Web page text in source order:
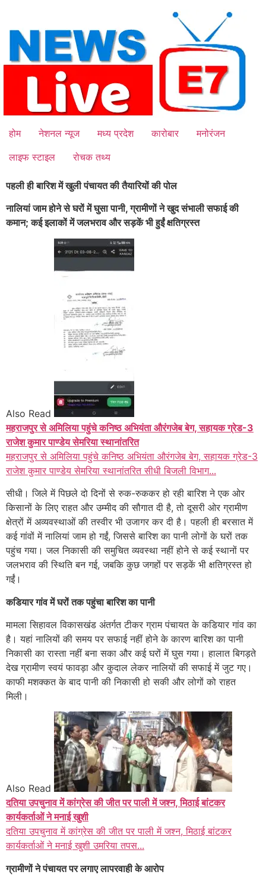
content
होम नेशनल न्यूज मध्य प्रदेश कारोबार
मनोरंजन
लाइफ स्टाइल
रोचक तथ्य
पहली ही बारिश में खुली पंचायत की तैयारियों की पोल
नालियां जाम होने से घरों में घुसा पानी, ग्रामीणों ने खुद संभाली सफाई की
कमान; कई इलाकों में जलभराव और सड़कें भी हुईं क्षतिग्रस्त
Also Read
महराजपुर से अमिलिया पहुंचे कनिष्ठ अभियंता औरंगजेब बेग, सहायक ग्रेड-3
राजेश कुमार पाण्डेय सेमरिया स्थानांतरित
महराजपुर से अमिलिया पहुंचे कनिष्ठ अभियंता औरंगजेब बेग, सहायक ग्रेड-3
राजेश कुमार पाण्डेय सेमरिया स्थानांतरित सीधी बिजली विभाग...
सीधी। जिले में पिछले दो दिनों से रुक-रुककर हो रही बारिश ने एक ओर
किसानों के लिए राहत और उम्मीद की सौगात दी है, तो दूसरी ओर ग्रामीण
क्षेत्रों में अव्यवस्थाओं की तस्वीर भी उजागर कर दी है। पहली ही बरसात में
कई गांवों में नालियां जाम हो गईं, जिससे बारिश का पानी लोगों के घरों तक
पहुंच गया। जल निकासी की समुचित व्यवस्था नहीं होने से कई स्थानों पर
जलभराव की स्थिति बन गई, जबकि कुछ जगहों पर सड़कें भी क्षतिग्रस्त हो
गईं।
कडियार गांव में घरों तक पहुंचा बारिश का पानी
मामला सिहावल विकासखंड अंतर्गत टीकर ग्राम पंचायत के कडियार गांव का
है। यहां नालियों की समय पर सफाई नहीं होने के कारण बारिश का पानी
निकासी का रास्ता नहीं बना सका और कई घरों में घुस गया। हालात बिगड़ते
देख ग्रामीण स्वयं फावड़ा और कुदाल लेकर नालियों की सफाई में जुट गए।
काफी मशक्कत के बाद पानी की निकासी हो सकी और लोगों को राहत
मिली।
Also Read
दतिया उपचुनाव में कांग्रेस की जीत पर पाली में जश्न, मिठाई बांटकर
कार्यकर्ताओं ने मनाई खुशी
दतिया उपचुनाव में कांग्रेस की जीत पर पाली में जश्न, मिठाई बांटकर
कार्यकर्ताओं ने मनाई खुशी उमरिया तपस...
ग्रामीणों ने पंचायत पर लगाए लापरवाही के आरोप